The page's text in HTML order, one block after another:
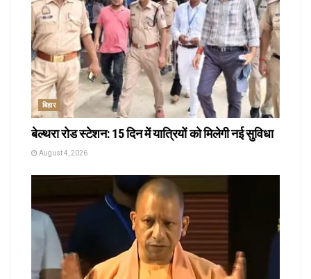
बिहार
बेल्थरा रोड स्टेशन: 15 दिन में यात्रियों को मिलेगी नई सुविधा
August 4, 2026